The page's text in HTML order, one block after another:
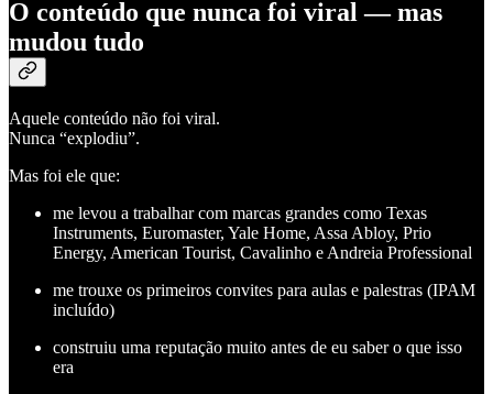
O conteúdo que nunca foi viral — mas
mudou tudo
Aquele conteúdo não foi viral.
Nunca “explodiu”.
Mas foi ele que:
me levou a trabalhar com marcas grandes como Texas
Instruments, Euromaster, Yale Home, Assa Abloy, Prio
Energy, American Tourist, Cavalinho e Andreia Professional
me trouxe os primeiros convites para aulas e palestras (IPAM
incluído)
construiu uma reputação muito antes de eu saber o que isso
era